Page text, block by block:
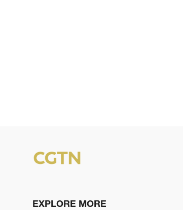
EXPLORE MORE